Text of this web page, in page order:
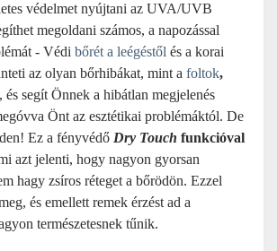
védelmet nyújtani az UVA/UVB
megoldani számos, a napozással
- Védi bőrét a leégéstől és a korai
az olyan bőrhibákat, mint a foltok,
, és segít Önnek a hibátlan megjelenés
Önt az esztétikai problémáktól. De
Ez a fényvédő Dry Touch funkcióval
azt jelenti, hogy nagyon gyorsan
hagy zsíros réteget a bőrödön. Ezzel
és emellett remek érzést ad a
természetesnek tűnik.